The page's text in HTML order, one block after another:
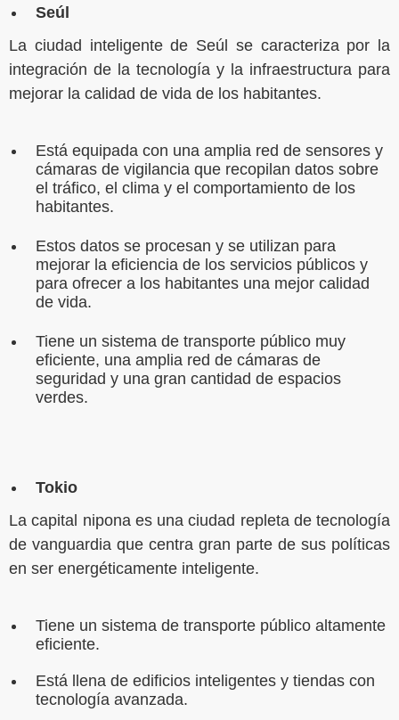
Seúl
La ciudad inteligente de Seúl se caracteriza por la
integración de la tecnología y la infraestructura para
mejorar la calidad de vida de los habitantes.
Está equipada con una amplia red de sensores y
cámaras de vigilancia que recopilan datos sobre
el tráfico, el clima y el comportamiento de los
habitantes.
Estos datos se procesan y se utilizan para
mejorar la eficiencia de los servicios públicos y
para ofrecer a los habitantes una mejor calidad
de vida.
Tiene un sistema de transporte público muy
eficiente, una amplia red de cámaras de
seguridad y una gran cantidad de espacios
verdes.
Tokio
La capital nipona es una ciudad repleta de tecnología
de vanguardia que centra gran parte de sus políticas
en ser energéticamente inteligente.
Tiene un sistema de transporte público altamente
eficiente.
Está llena de edificios inteligentes y tiendas con
tecnología avanzada.